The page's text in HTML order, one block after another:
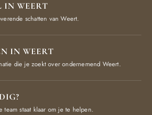
IN WEERT
schatten van Weert.
IN WEERT
die je zoekt over ondernemend Weert.
team staat klaar om je te helpen.